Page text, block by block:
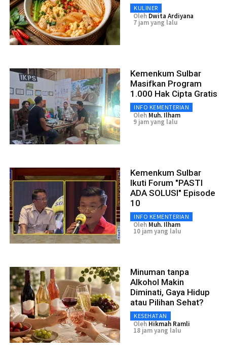
KULINER
Oleh Dwita Ardiyana
7 jam yang lalu
Kemenkum Sulbar
Masifkan Program
1.000 Hak Cipta Gratis
INFO KEMENTERIAN
Oleh Muh. Ilham
9 jam yang lalu
Kemenkum Sulbar
Ikuti Forum "PASTI
ADA SOLUSI" Episode
10
INFO KEMENTERIAN
Oleh Muh. Ilham
10 jam yang lalu
Minuman tanpa
Alkohol Makin
Diminati, Gaya Hidup
atau Pilihan Sehat?
KESEHATAN
Oleh Hikmah Ramli
18 jam yang lalu